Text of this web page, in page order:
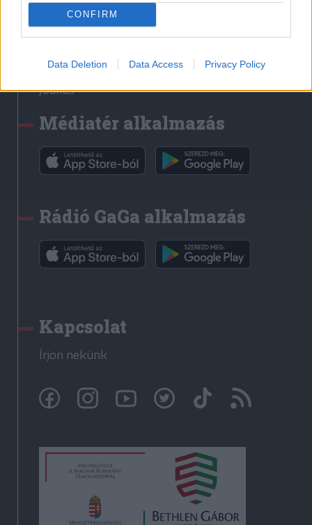
CONFIRM
Data Deletion Data Access Privacy Policy
Erdélyi Napló
Főtér
Rádió GaGa
Jóállás
Médiatér alkalmazás
Rádió GaGa alkalmazás
Kapcsolat
Írjon nekünk